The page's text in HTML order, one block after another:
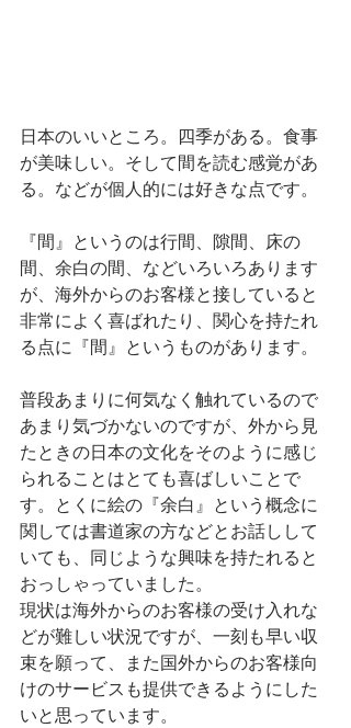
日本のいいところ。四季がある。食事
が美味しい。そして間を読む感覚があ
る。などが個人的には好きな点です。
『間』というのは行間、隙間、床の
間、余白の間、などいろいろあります
が、海外からのお客様と接していると
非常によく喜ばれたり、関心を持たれ
る点に『間』というものがあります。
普段あまりに何気なく触れているので
あまり気づかないのですが、外から見
たときの日本の文化をそのように感じ
られることはとても喜ばしいことで
す。とくに絵の『余白』という概念に
関しては書道家の方などとお話しして
いても、同じような興味を持たれると
おっしゃっていました。
現状は海外からのお客様の受け入れな
どが難しい状況ですが、一刻も早い収
束を願って、また国外からのお客様向
けのサービスも提供できるようにした
いと思っています。